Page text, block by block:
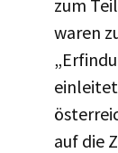
zum
waren
auf die